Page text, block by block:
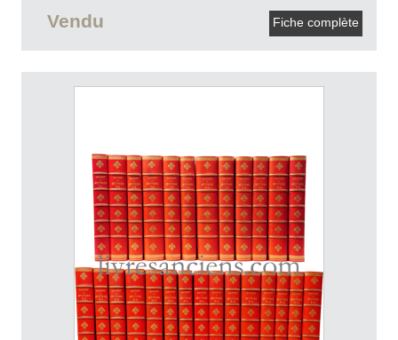
Vendu Fiche complète